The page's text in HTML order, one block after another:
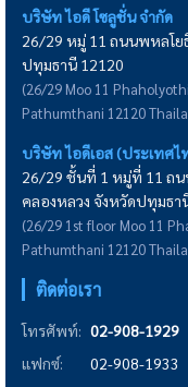
บริษัท ไอดี โซลูชั่น จำกัด
26/29 หมู่ 11 ถนนพหลโย
ปทุมธานี 12120
(26/29 Moo 11
Pathumthani 12120
บริษัท ไอดีเอส (ประเทศไ
26/29 ชั้นที่ 1 หมู่ที่ 11 ถ
คลองหลวง จังหวัดปทุมธา
(26/29 1st floor Moo 11
Pathumthani 12120
ติดต่อเรา
โทรศัพท์: 02-908-1929
แฟกซ์:
02-908-1933